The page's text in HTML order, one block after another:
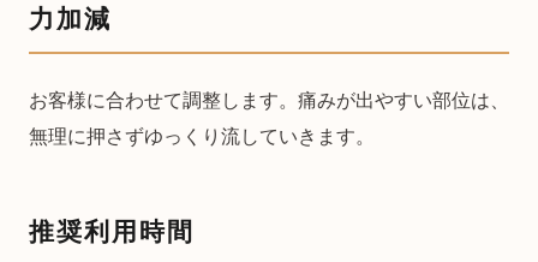
力加減
お客様に合わせて調整します。痛みが出やすい部位は、
無理に押さずゆっくり流していきます。
推奨利用時間